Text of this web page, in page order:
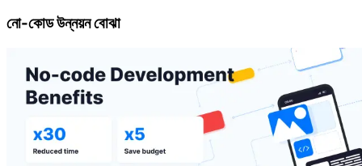
নো-কোড উন্নয়ন বোঝা